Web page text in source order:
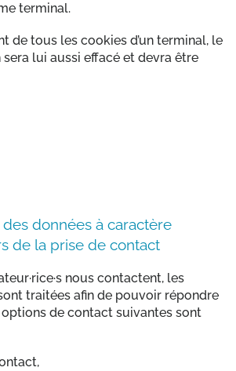
terminal.
de tous les cookies d’un terminal, le
sera lui aussi effacé et devra être
données à caractère
de la prise de contact
nous contactent, les
traitées afin de pouvoir répondre
options de contact suivantes sont